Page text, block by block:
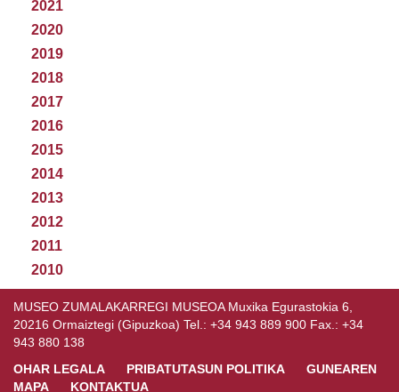
2021
2020
2019
2018
2017
2016
2015
2014
2013
2012
2011
2010
MUSEO ZUMALAKARREGI MUSEOA Muxika Egurastokia 6,
20216 Ormaiztegi (Gipuzkoa) Tel.: +34 943 889 900 Fax.: +34
943 880 138
OHAR LEGALA
PRIBATUTASUN POLITIKA
GUNEAREN
MAPA
KONTAKTUA